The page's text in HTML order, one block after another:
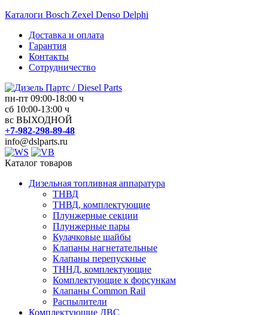
Перейти
содержимому
Каталоги Bosch Zexel Denso Delphi
Доставка и оплата
Гарантия
Контакты
Сотрудничество
Дизель
Партс
/
Diesel
Parts
Дизельная
топливная
аппаратура
пн-пт 09:00-18:00 ч
сб 10:00-13:00 ч
вс ВЫХОДНОЙ
+7-982-298-89-48
info@dslparts.ru
Каталог товаров
Дизельная топливная аппаратура
ТНВД
ТНВД, комплектующие
Плунжерные секции
Плунжерные пары
Кулачковые шайбы
Клапаны нагнетательные
Клапаны перепускные
ТННД, комплектующие
Комплектующие к форсункам
Клапаны Common Rail
Распылители
Комплектующие ДВС